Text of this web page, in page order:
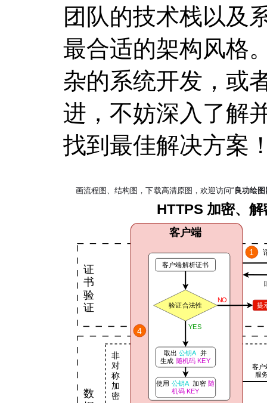
团队的技术栈以及
最合适的架构风格
杂的系统开发，或
进，不妨深入了解
找到最佳解决方案